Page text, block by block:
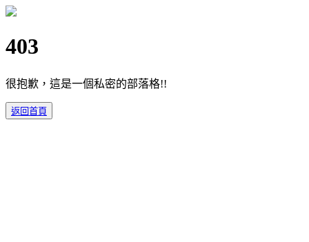
403
很抱歉，這是一個私密的部落格!!
返回首頁